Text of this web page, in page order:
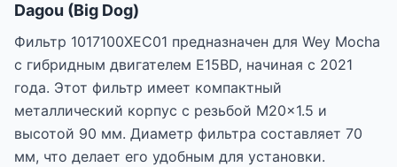
Dagou (Big Dog)
Фильтр 1017100XEC01 предназначен для Wey Mocha
с гибридным двигателем E15BD, начиная с 2021
года. Этот фильтр имеет компактный
металлический корпус с резьбой M20x1.5 и
высотой 90 мм. Диаметр фильтра составляет 70
мм, что делает его удобным для установки.